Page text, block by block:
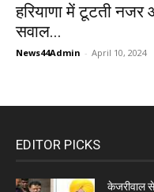
हरियाणा में टूटती नजर
सवाल...
News44Admin - April 10, 2024
EDITOR PICKS
केजरीवाल